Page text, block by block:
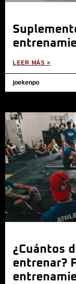
LEER MÁS »
joekenpo
¿Cuántos
entrenar?